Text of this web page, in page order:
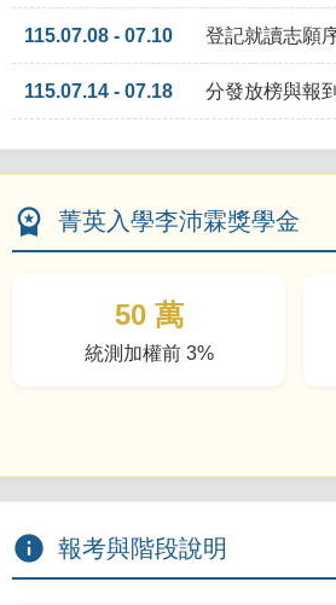
115.07.08 - 07.10 登記就讀志願
115.07.14 - 07.18 分發放榜與報
workspace_premium 菁英入學李沛霖獎學金
50 萬
統測加權前 3%
info 報考與階段說明